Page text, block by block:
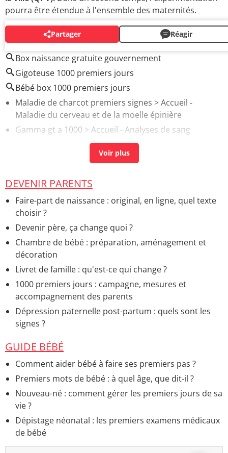
pourra être étendue à l'ensemble des maternités.
Partager Réagir
AUTOUR DU MÊME SUJET
Box naissance gratuite gouvernement
Gigoteuse 1000 premiers jours
Bébé box 1000 premiers jours
Maladie de charcot premiers signes > Accueil -
Maladie du cerveau et de la moelle épinière
Gamma gt a 1000 > Accueil - Analyses de sang
Doliprane 1000 effet secondaire> Accueil - Effets et
DEVENIR PARENTS
Faire-part de naissance : original, en ligne, quel texte
choisir ?
Devenir père, ça change quoi ?
Chambre de bébé : préparation, aménagement et
décoration
Livret de famille : qu'est-ce qui change ?
1000 premiers jours : campagne, mesures et
accompagnement des parents
Dépression paternelle post-partum : quels sont les
signes ?
GUIDE BÉBÉ
Comment aider bébé à faire ses premiers pas ?
Premiers mots de bébé : à quel âge, que dit-il ?
Nouveau-né : comment gérer les premiers jours de sa
vie ?
Dépistage néonatal : les premiers examens médicaux
de bébé